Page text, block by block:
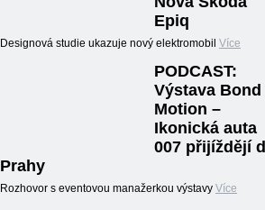
Epiq
Designová studie ukazuje nový elektromobil Více
PODCAST:
Výstava Bond
Motion –
Ikonická auta
007 přijíždějí
Prahy
Rozhovor s eventovou manažerkou výstavy Více